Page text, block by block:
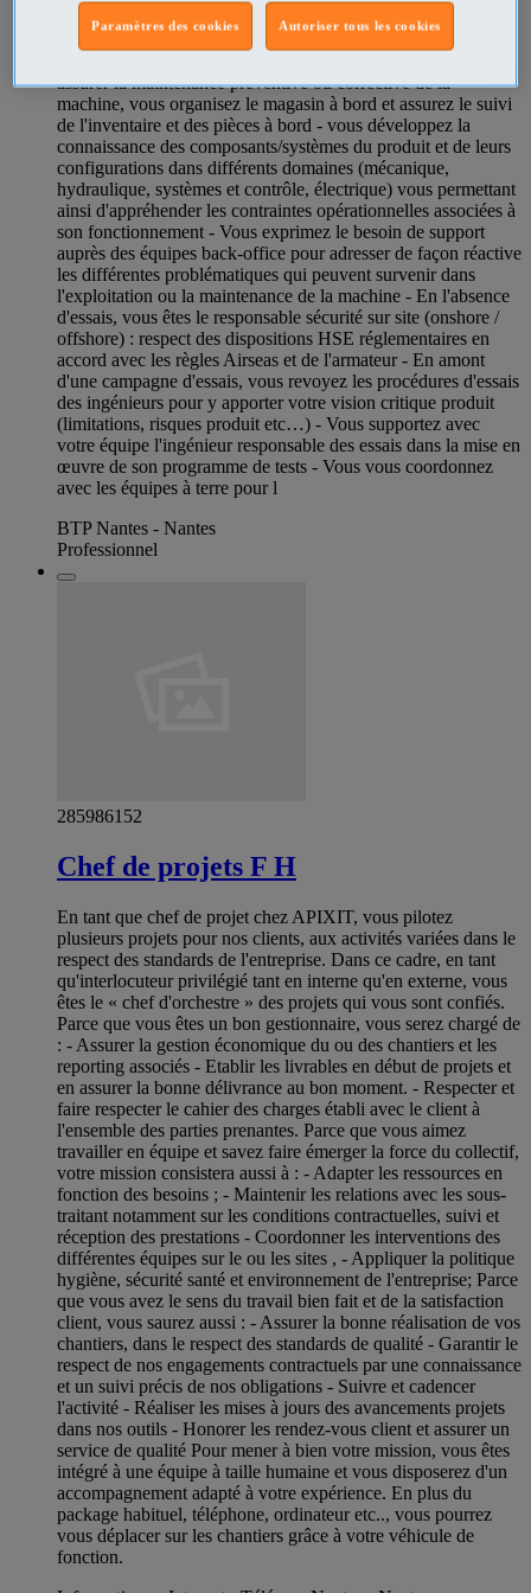
des machines Seawing embarquée sur le navire - Vous êtes le
assurer la maintenance préventive ou corrective de la
machine, vous organisez le magasin à bord et assurez le suivi
de l'inventaire et des pièces à bord - vous développez la
connaissance des composants/systèmes du produit et de leurs
configurations dans différents domaines (mécanique,
hydraulique, systèmes et contrôle, électrique) vous permettant
ainsi d'appréhender les contraintes opérationnelles associées à
son fonctionnement - Vous exprimez le besoin de support
auprès des équipes back-office pour adresser de façon réactive
les différentes problématiques qui peuvent survenir dans
l'exploitation ou la maintenance de la machine - En l'absence
d'essais, vous êtes le responsable sécurité sur site (onshore /
offshore) : respect des dispositions HSE réglementaires en
accord avec les règles Airseas et de l'armateur - En amont
d'une campagne d'essais, vous revoyez les procédures d'essais
des ingénieurs pour y apporter votre vision critique produit
(limitations, risques produit etc…) - Vous supportez avec
votre équipe l'ingénieur responsable des essais dans la mise en
œuvre de son programme de tests - Vous vous coordonnez
avec les équipes à terre pour l
BTP Nantes - Nantes
Professionnel
285986152
Chef de projets F H
En tant que chef de projet chez APIXIT, vous pilotez
plusieurs projets pour nos clients, aux activités variées dans le
respect des standards de l'entreprise. Dans ce cadre, en tant
qu'interlocuteur privilégié tant en interne qu'en externe, vous
êtes le « chef d'orchestre » des projets qui vous sont confiés.
Parce que vous êtes un bon gestionnaire, vous serez chargé de
: - Assurer la gestion économique du ou des chantiers et les
reporting associés - Etablir les livrables en début de projets et
en assurer la bonne délivrance au bon moment. - Respecter et
faire respecter le cahier des charges établi avec le client à
l'ensemble des parties prenantes. Parce que vous aimez
travailler en équipe et savez faire émerger la force du collectif,
votre mission consistera aussi à : - Adapter les ressources en
fonction des besoins ; - Maintenir les relations avec les sous-
traitant notamment sur les conditions contractuelles, suivi et
réception des prestations - Coordonner les interventions des
différentes équipes sur le ou les sites , - Appliquer la politique
hygiène, sécurité santé et environnement de l'entreprise; Parce
que vous avez le sens du travail bien fait et de la satisfaction
client, vous saurez aussi : - Assurer la bonne réalisation de vos
chantiers, dans le respect des standards de qualité - Garantir le
respect de nos engagements contractuels par une connaissance
et un suivi précis de nos obligations - Suivre et cadencer
l'activité - Réaliser les mises à jours des avancements projets
dans nos outils - Honorer les rendez-vous client et assurer un
service de qualité Pour mener à bien votre mission, vous êtes
intégré à une équipe à taille humaine et vous disposerez d'un
accompagnement adapté à votre expérience. En plus du
package habituel, téléphone, ordinateur etc.., vous pourrez
vous déplacer sur les chantiers grâce à votre véhicule de
fonction.
Autoriser tous les cookies
Paramètres des cookies